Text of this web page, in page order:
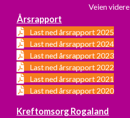
Veien videre
Årsrapport
Last ned årsrapport 2025
Last ned årsrapport 2024
Last ned årsrapport 2023
Last ned årsrapport 2022
Last ned årsrapport 2021
Last ned årsrapport 2020
Kreftomsorg Rogaland